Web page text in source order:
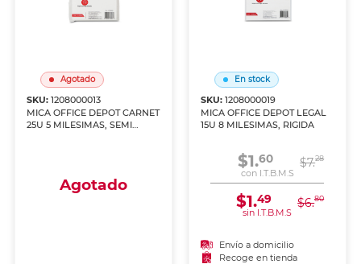
Agotado
SKU:1208000013
MICA OFFICE DEPOT CARNET
25U 5 MILESIMAS, SEMI
Agotado
En stock
SKU: 1208000019
MICA OFFICE DEPOT LEGAL
15U 8 MILESIMAS, RIGIDA
$1.60 $7.28
con I.T.B.M.S
$1.49 $6.80
sin I.T.B.M.S
Envío a domicilio
Recoge en tienda